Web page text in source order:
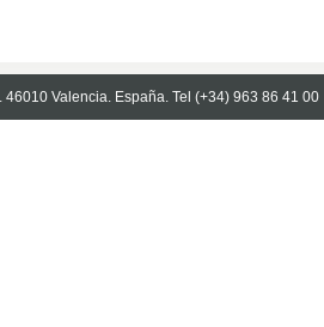
Valencia. España. Tel (+34) 963 86 41 00